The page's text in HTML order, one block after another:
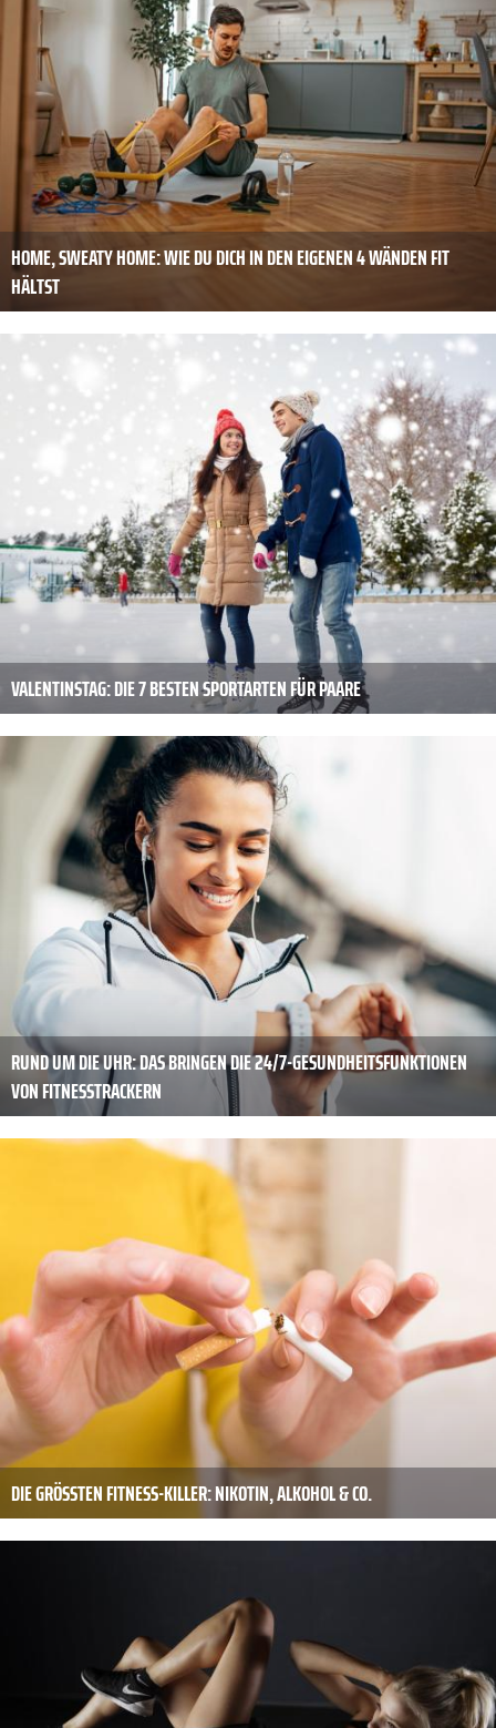
HOME, SWEATY HOME: WIE DU DICH IN DEN EIGENEN 4 WÄNDEN FIT
HÄLTST
VALENTINSTAG: DIE 7 BESTEN SPORTARTEN FÜR PAARE
RUND UM DIE UHR: DAS BRINGEN DIE 24/7-GESUNDHEITSFUNKTIONEN
VON FITNESSTRACKERN
DIE GRÖSSTEN FITNESS-KILLER: NIKOTIN, ALKOHOL & CO.